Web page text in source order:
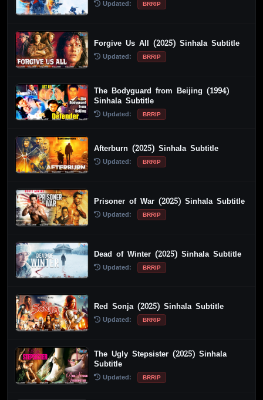
Updated: BRRIP
Forgive Us All (2025) Sinhala Subtitle
Updated: BRRIP
The Bodyguard from Beijing (1994)
Sinhala Subtitle
Updated: BRRIP
Afterburn (2025) Sinhala Subtitle
Updated: BRRIP
Prisoner of War (2025) Sinhala Subtitle
Updated: BRRIP
Dead of Winter (2025) Sinhala Subtitle
Updated: BRRIP
Red Sonja (2025) Sinhala Subtitle
Updated: BRRIP
The Ugly Stepsister (2025) Sinhala
Subtitle
Updated: BRRIP